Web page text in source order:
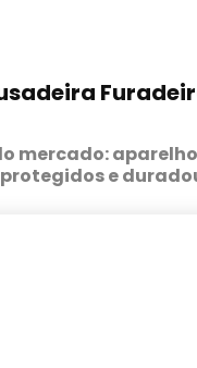
mercado:
e